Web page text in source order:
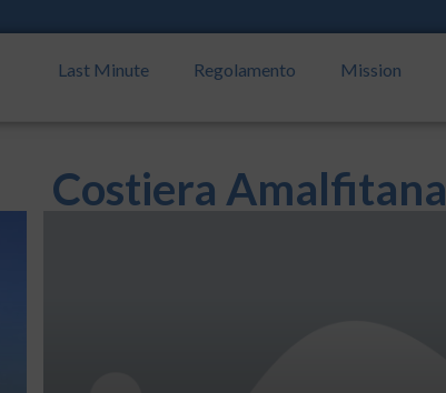
Last Minute Regolamento Mission
Costiera Amalfitana